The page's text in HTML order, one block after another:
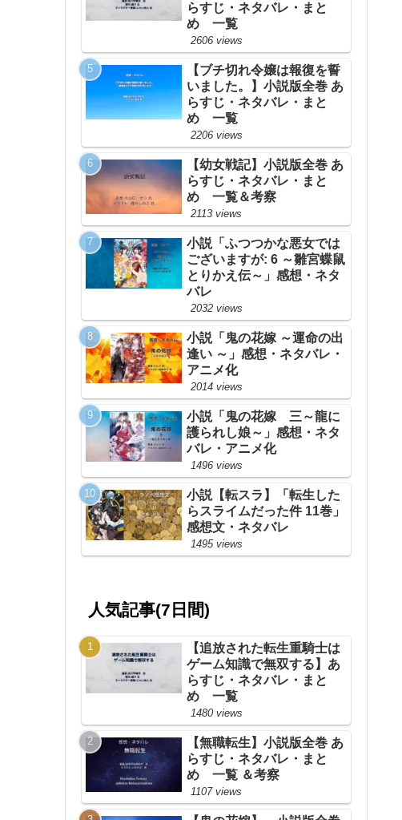
らすじ・ネタバレ・まと
め 一覧
2606 views
【ブチ切れ令嬢は報復を誓
いました。】小説版全巻 あ
らすじ・ネタバレ・まと
め 一覧
2206 views
【幼女戦記】小説版全巻 あ
らすじ・ネタバレ・まと
め 一覧＆考察
2113 views
小説「ふつつかな悪女では
ございますが: 6 ～雛宮蝶鼠
とりかえ伝～」感想・ネタ
バレ
2032 views
小説「鬼の花嫁 ～運命の出
逢い ～」感想・ネタバレ・
アニメ化
2014 views
小説「鬼の花嫁 三～龍に
護られし娘～」感想・ネタ
バレ・アニメ化
1496 views
小説【転スラ】「転生した
らスライムだった件 11巻」
感想文・ネタバレ
1495 views
人気記事(7日間)
【追放された転生重騎士は
ゲーム知識で無双する】あ
らすじ・ネタバレ・まと
め 一覧
1480 views
【無職転生】小説版全巻 あ
らすじ・ネタバレ・まと
め 一覧 ＆考察
1107 views